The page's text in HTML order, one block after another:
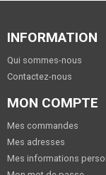
INFORMATION
Qui sommes-nous
Contactez-nous
MON COMPTE
Mes commandes
Mes adresses
Mes informations